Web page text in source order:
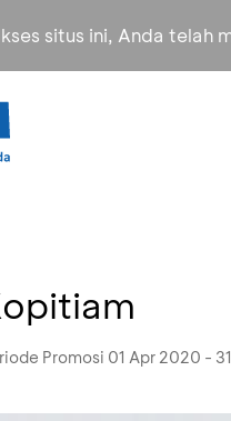
situs ini, Anda telah
Promosi 01 Apr 2020 -